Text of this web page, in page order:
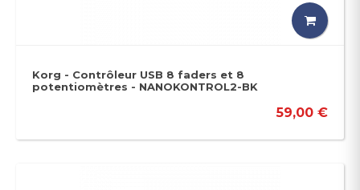
Korg - Contrôleur USB 8 faders et 8
potentiomètres - NANOKONTROL2-BK
59,00 €